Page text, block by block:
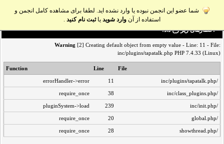
شما عضو این انجمن نبوده یا وارد نشده اید. لطفا برای مشاهده کامل انجمن و
استفاده از آن وارد شوید یاثبت نام کنید .
اخطار‌های زیر رخ داد:
Warning [2] Creating default object from empty value - Line: 11 - File:
inc/plugins/tapatalk.php PHP 7.4.33 (Linux)
File
Line
Function
/inc/plugins/tapatalk.php
11
errorHandler->error
/inc/class_plugins.php
38
require_once
/inc/init.php
239
pluginSystem->load
/global.php
20
require_once
/showthread.php
28
require_once